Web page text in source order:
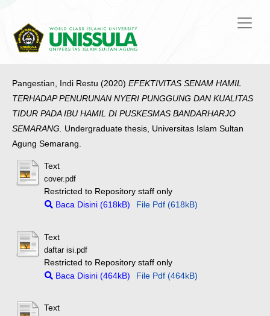
Pangestian, Indi Restu (2020) EFEKTIVITAS SENAM HAMIL
TERHADAP PENURUNAN NYERI PUNGGUNG DAN KUALITAS
TIDUR PADA IBU HAMIL DI PUSKESMAS BANDARHARJO
SEMARANG. Undergraduate thesis, Universitas Islam Sultan
Agung Semarang.
Text
cover.pdf
Restricted to Repository staff only
Baca Disini (618kB)
File Pdf (618kB)
Text
daftar isi.pdf
Restricted to Repository staff only
Baca Disini (464kB)
File Pdf (464kB)
Text